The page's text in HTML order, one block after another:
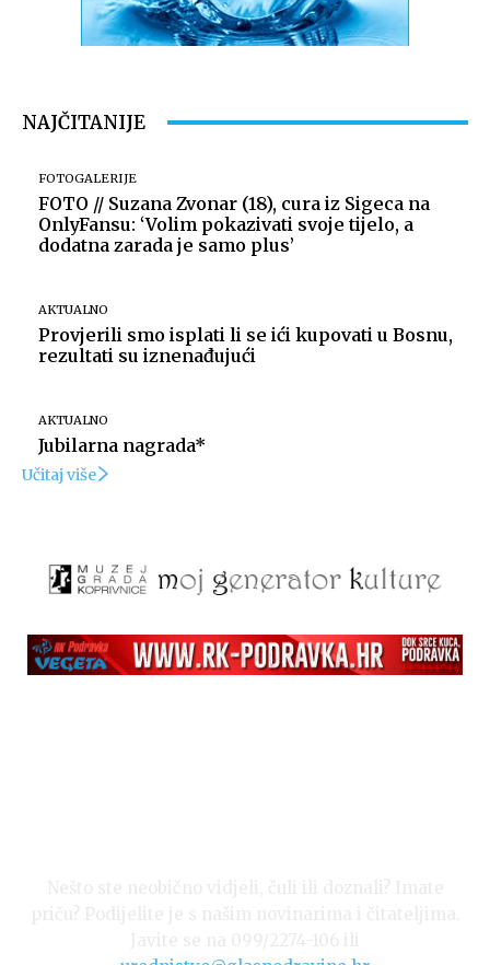
NAJČITANIJE
FOTOGALERIJE
FOTO // Suzana Zvonar (18), cura iz Sigeca na
OnlyFansu: ‘Volim pokazivati svoje tijelo, a
dodatna zarada je samo plus’
AKTUALNO
Provjerili smo isplati li se ići kupovati u Bosnu,
rezultati su iznenađujući
AKTUALNO
Jubilarna nagrada*
Učitaj više